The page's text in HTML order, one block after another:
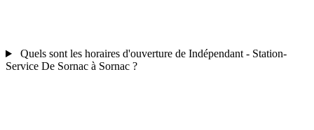
Quels sont les horaires d'ouverture de Indépendant - Station-
Service De Sornac à Sornac ?